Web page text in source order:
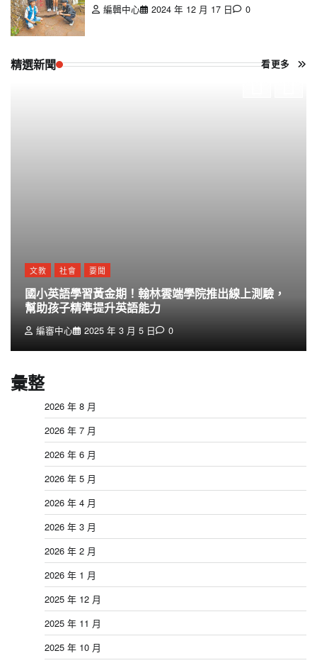
編輯中心
2024 年 12 月 17 日 0
精選新聞 看更多
文教 社會 要聞
國小英語學習黃金期！翰林雲端學院推出線上測驗，
幫助孩子精準提升英語能力
編審中心 2025 年 3 月 5 日 0
彙整
2026 年 8 月
2026 年 7 月
2026 年 6 月
2026 年 5 月
2026 年 4 月
2026 年 3 月
2026 年 2 月
2026 年 1 月
2025 年 12 月
2025 年 11 月
2025 年 10 月